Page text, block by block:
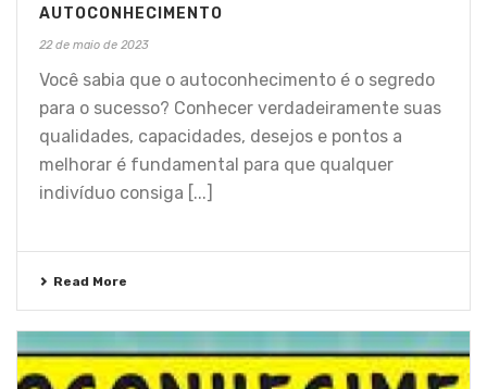
AUTOCONHECIMENTO
22 de maio de 2023
Você sabia que o autoconhecimento é o segredo
para o sucesso? Conhecer verdadeiramente suas
qualidades, capacidades, desejos e pontos a
melhorar é fundamental para que qualquer
indivíduo consiga [...]
Read More